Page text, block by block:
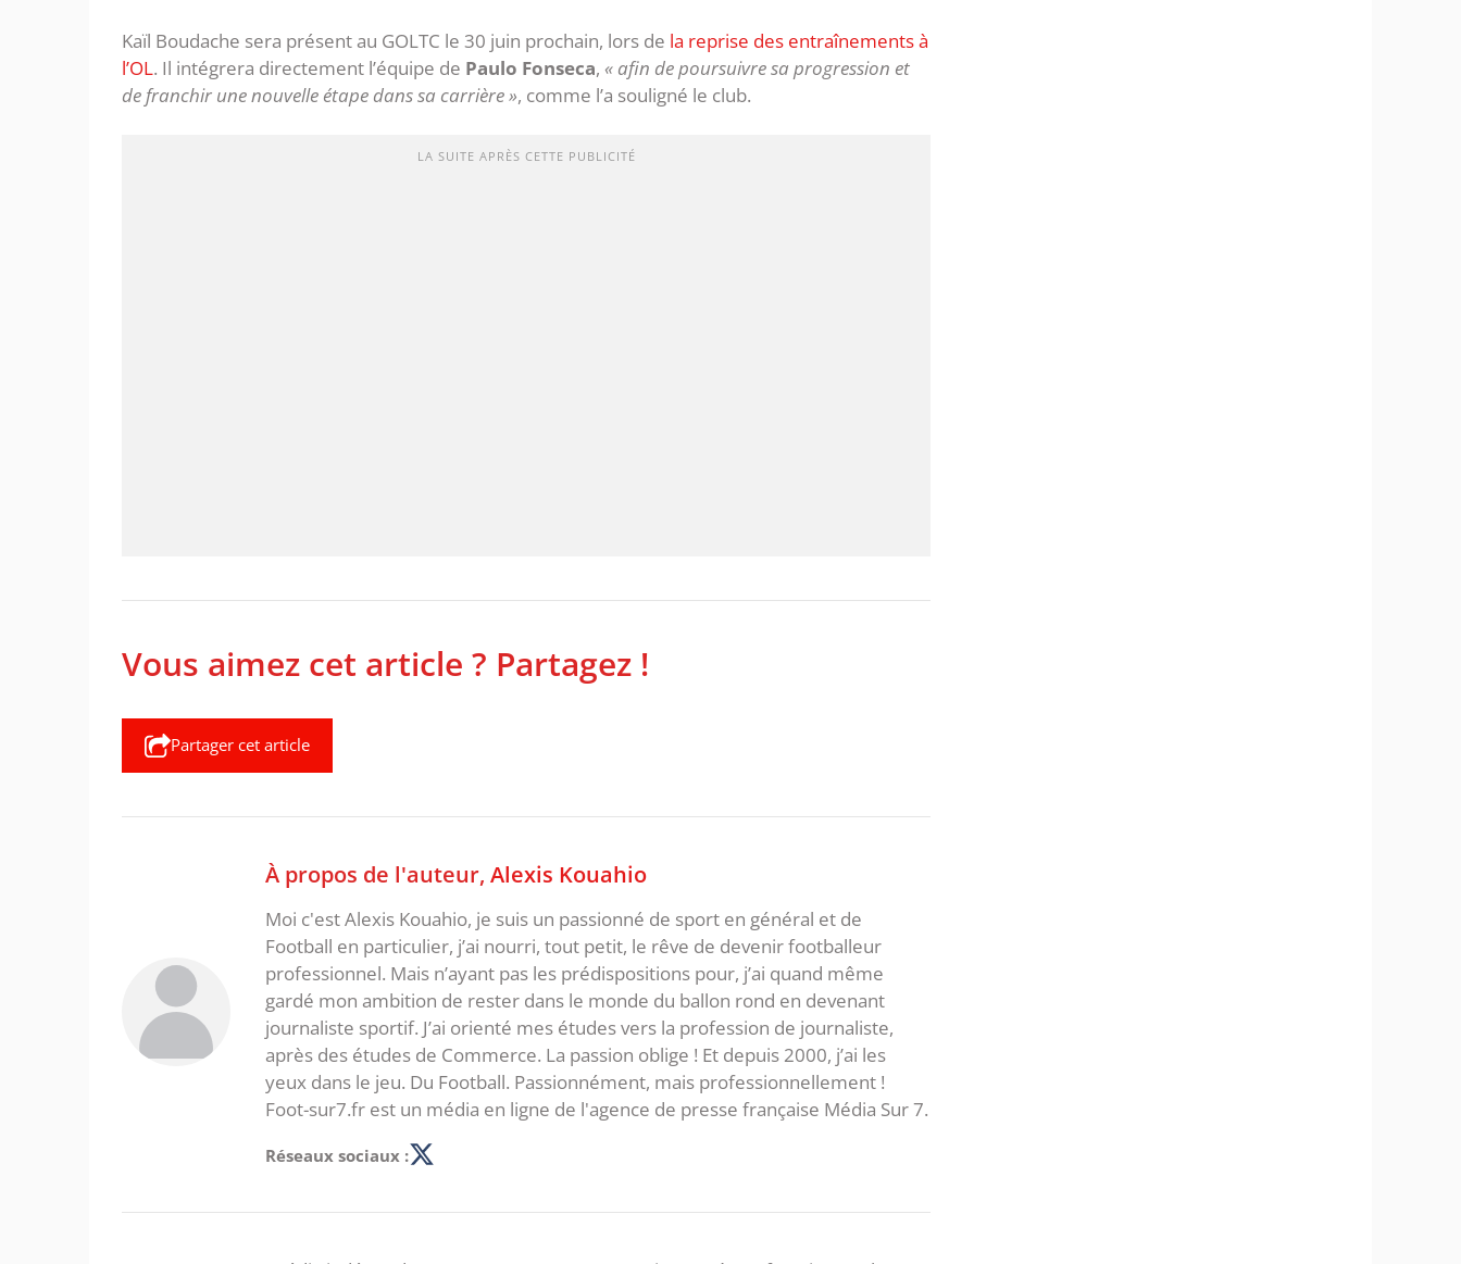
Kaïl Boudache sera présent au GOLTC le 30 juin prochain, lors de la reprise des entraînements à
l’OL. Il intégrera directement l’équipe de Paulo Fonseca, « afin de poursuivre sa progression et
de franchir une nouvelle étape dans sa carrière », comme l’a souligné le club.
LA SUITE APRÈS CETTE PUBLICITÉ
Vous aimez cet article ? Partagez !
Partager cet article
À propos de l'auteur, Alexis Kouahio
Moi c'est Alexis Kouahio, je suis un passionné de sport en général et de
Football en particulier, j’ai nourri, tout petit, le rêve de devenir footballeur
professionnel. Mais n’ayant pas les prédispositions pour, j’ai quand même
gardé mon ambition de rester dans le monde du ballon rond en devenant
journaliste sportif. J’ai orienté mes études vers la profession de journaliste,
après des études de Commerce. La passion oblige ! Et depuis 2000, j’ai les
yeux dans le jeu. Du Football. Passionnément, mais professionnellement !
Foot-sur7.fr est un média en ligne de l'agence de presse française Média Sur 7.
Réseaux sociaux :